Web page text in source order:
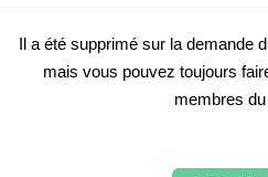
Il a été supprimé sur la demande
mais vous pouvez toujours
membres